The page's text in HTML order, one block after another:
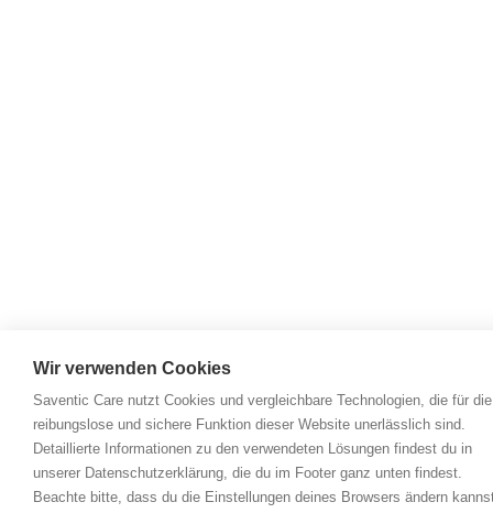
Wir verwenden Cookies
Saventic Care nutzt Cookies und vergleichbare Technologien, die für die
reibungslose und sichere Funktion dieser Website unerlässlich sind.
Detaillierte Informationen zu den verwendeten Lösungen findest du in
unserer Datenschutzerklärung, die du im Footer ganz unten findest.
Beachte bitte, dass du die Einstellungen deines Browsers ändern